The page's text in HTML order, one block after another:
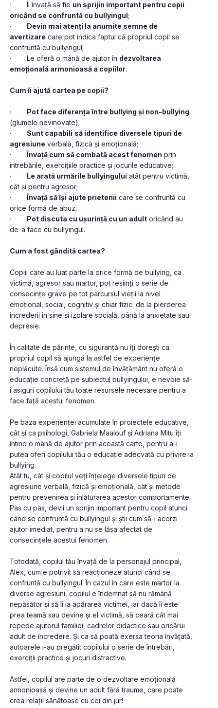
·        Îi învață să fie un sprijin important pentru copii
oricând se confruntă cu bullyingul;
· Devin mai atenți la anumite semne de
avertizare care pot indica faptul că propriul copil se
confruntă cu bullyingul;
·        Le oferă o mână de ajutor în dezvoltarea
emoțională armonioasă a copiilor.
Cum îi ajută cartea pe copii?
· Pot face diferența între bullying și non-bullying
(glumele nevinovate);
· Sunt capabili să identifice diversele tipuri de
agresiune verbală, fizică și emoțională;
· Învață cum să combată acest fenomen prin
întrebările, exercițiile practice și jocurile educative;
· Le arată urmările bullyingului atât pentru victimă,
cât și pentru agresor;
· Învață să își ajute prietenii care se confruntă cu
orice formă de abuz;
· Pot discuta cu ușurință cu un adult oricând au
de-a face cu bullyingul.
Cum a fost gândită cartea?
Copiii care au luat parte la orice formă de bullying, ca
victimă, agresor sau martor, pot resimți o serie de
consecințe grave pe tot parcursul vieții la nivel
emoțional, social, cognitiv și chiar fizic: de la pierderea
încrederii în sine și izolare socială, până la anxietate sau
depresie.
În calitate de părinte, cu siguranță nu îți dorești ca
propriul copil să ajungă la astfel de experiențe
neplăcute. Însă cum sistemul de învățământ nu oferă o
educație concretă pe subiectul bullyingului, e nevoie să-
i asiguri copilului tău toate resursele necesare pentru a
face față acestui fenomen.
Pe baza experienței acumulate în proiectele educative,
cât și ca psihologi, Gabriela Maalouf și Adriana Mitu îți
întind o mână de ajutor prin această carte, pentru a-i
putea oferi copilului tău o educație adecvată cu privire la
bullying.
Atât tu, cât și copilul veți înțelege diversele tipuri de
agresiune verbală, fizică și emoțională, cât și metode
pentru prevenirea și înlăturarea acestor comportamente.
Pas cu pas, devii un sprijin important pentru copil atunci
când se confruntă cu bullyingul și știi cum să-i acorzi
ajutor imediat, pentru a nu se lăsa afectat de
consecințele acestui fenomen.
Totodată, copilul tău învață de la personajul principal,
Alex, cum e potrivit să reacționeze atunci când se
confruntă cu bullyingul. În cazul în care este martor la
diverse agresiuni, copilul e îndemnat să nu rămână
nepăsător și să îi ia apărarea victimei, iar dacă îi este
prea teamă sau devine și el victimă, să ceară cât mai
repede ajutorul familiei, cadrelor didactice sau oricărui
adult de încredere. Și ca să poată exersa teoria învățată,
autoarele i-au pregătit copilului o serie de întrebări,
exerciții practice și jocuri distractive.
Astfel, copilul are parte de o dezvoltare emoțională
armonioasă și devine un adult fără traume, care poate
crea relații sănătoase cu cei din jur!